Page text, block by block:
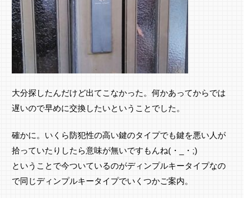
大分探したんだけど出てこなかった。何かあってからでは
遅いので早めに交換したいということでした。
確かに。いくら防犯性の高い鍵のタイプでも鍵を悪い人が
拾っていたりしたら意味が無いですもんね(・_・;)
ということで今ついているのがディンプルキータイプなの
で同じディンプルキータイプでいくつかご案内。